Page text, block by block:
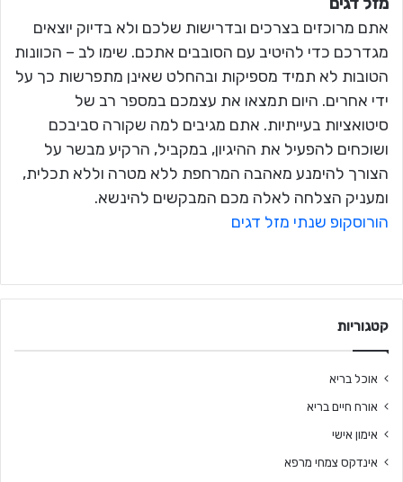
אתם מרוכזים בצרכים ובדרישות שלכם ולא בדיוק יוצאים
מגדרכם כדי להיטיב עם הסובבים אתכם. שימו לב – הכוונות
הטובות לא תמיד מספיקות ובהחלט שאינן מתפרשות כך על
ידי אחרים. היום תמצאו את עצמכם במספר רב של
סיטואציות בעייתיות. אתם מגיבים למה שקורה סביבכם
ושוכחים להפעיל את ההיגיון, במקביל, הרקיע מבשר על
הצורך להימנע מאהבה המרחפת ללא מטרה וללא תכלית,
ומעניק הצלחה לאלה מכם המבקשים להינשא.
הורוסקופ שנתי מזל דגים
קטגוריות
אוכל בריא
אורח חיים בריא
אימון אישי
אינדקס צמחי מרפא